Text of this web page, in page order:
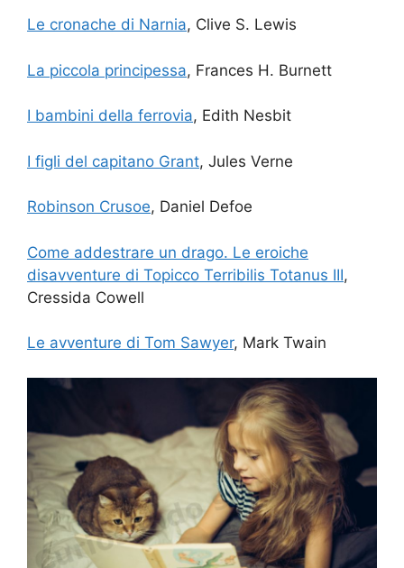
Le cronache di Narnia, Clive S. Lewis
La piccola principessa, Frances H. Burnett
I bambini della ferrovia, Edith Nesbit
I figli del capitano Grant, Jules Verne
Robinson Crusoe, Daniel Defoe
Come addestrare un drago. Le eroiche
disavventure di Topicco Terribilis Totanus III,
Cressida Cowell
Le avventure di Tom Sawyer, Mark Twain